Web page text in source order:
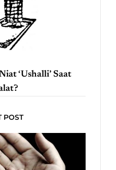
‘Ushalli’ Saat
POST